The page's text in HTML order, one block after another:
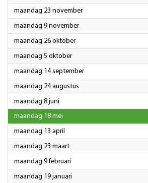
maandag 23 november2026
maandag 9 november2026
maandag 26 oktober2026
maandag 5 oktober2026
maandag 14 september2026
maandag 24 augustus
maandag 8 juni
maandag 18 mei
maandag 13 april
maandag 23 maart2026
maandag 9 februari
maandag 19 januari